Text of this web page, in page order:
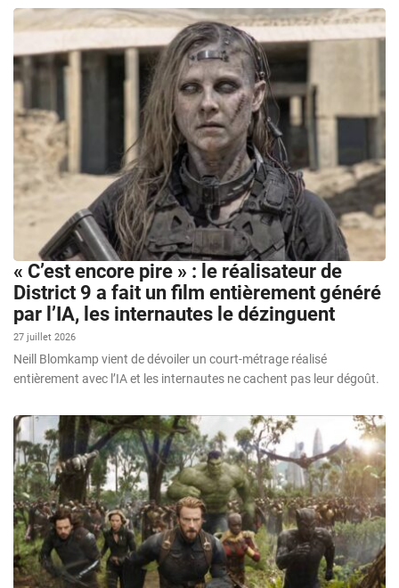
« C’est encore pire » : le réalisateur de
District 9 a fait un film entièrement généré
par l’IA, les internautes le dézinguent
27 juillet 2026
Neill Blomkamp vient de dévoiler un court-métrage réalisé
entièrement avec l’IA et les internautes ne cachent pas leur dégoût.